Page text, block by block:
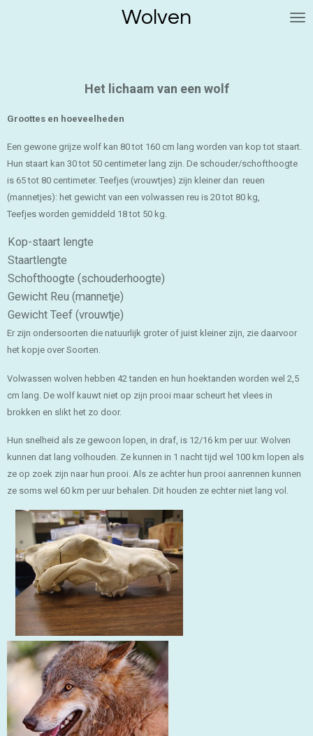
Wolven
Het lichaam van een wolf
Groottes en hoeveelheden
Een gewone grijze wolf kan 80 tot 160 cm lang worden van kop tot staart.
Hun staart kan 30 tot 50 centimeter lang zijn. De schouder/schofthoogte
is 65 tot 80 centimeter. Teefjes (vrouwtjes) zijn kleiner dan reuen
(mannetjes): het gewicht van een volwassen reu is 20 tot 80 kg,
Teefjes worden gemiddeld 18 tot 50 kg.
Kop-staart lengte
Staartlengte
Schofthoogte (schouderhoogte)
Gewicht Reu (mannetje)
Gewicht Teef (vrouwtje)
Er zijn ondersoorten die natuurlijk groter of juist kleiner zijn, zie daarvoor
het kopje over Soorten.
Volwassen wolven hebben 42 tanden en hun hoektanden worden wel 2,5
cm lang. De wolf kauwt niet op zijn prooi maar scheurt het vlees in
brokken en slikt het zo door.
Hun snelheid als ze gewoon lopen, in draf, is 12/16 km per uur. Wolven
kunnen dat lang volhouden. Ze kunnen in 1 nacht tijd wel 100 km lopen als
ze op zoek zijn naar hun prooi. Als ze achter hun prooi aanrennen kunnen
ze soms wel 60 km per uur behalen. Dit houden ze echter niet lang vol.